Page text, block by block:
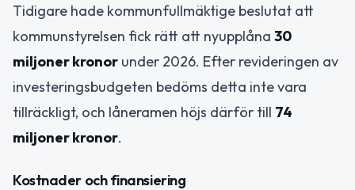
Tidigare hade kommunfullmäktige beslutat att
kommunstyrelsen fick rätt att nyupplåna 30
miljoner kronor under 2026. Efter revideringen av
investeringsbudgeten bedöms detta inte vara
tillräckligt, och låneramen höjs därför till 74
miljoner kronor.
Kostnader och finansiering